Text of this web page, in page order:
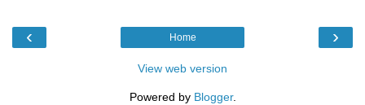
‹ ›
Home
View web version
Powered by Blogger.